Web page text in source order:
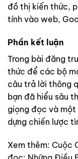
đồ thị kiến thức,
tính vào web,
Phần kết luận
Trong bài đăng
thức để các bộ
câu trả lời thông
bạn đã hiểu sâu
giọng đọc và một
dựng chiến lược
Xem thêm: Cuộc